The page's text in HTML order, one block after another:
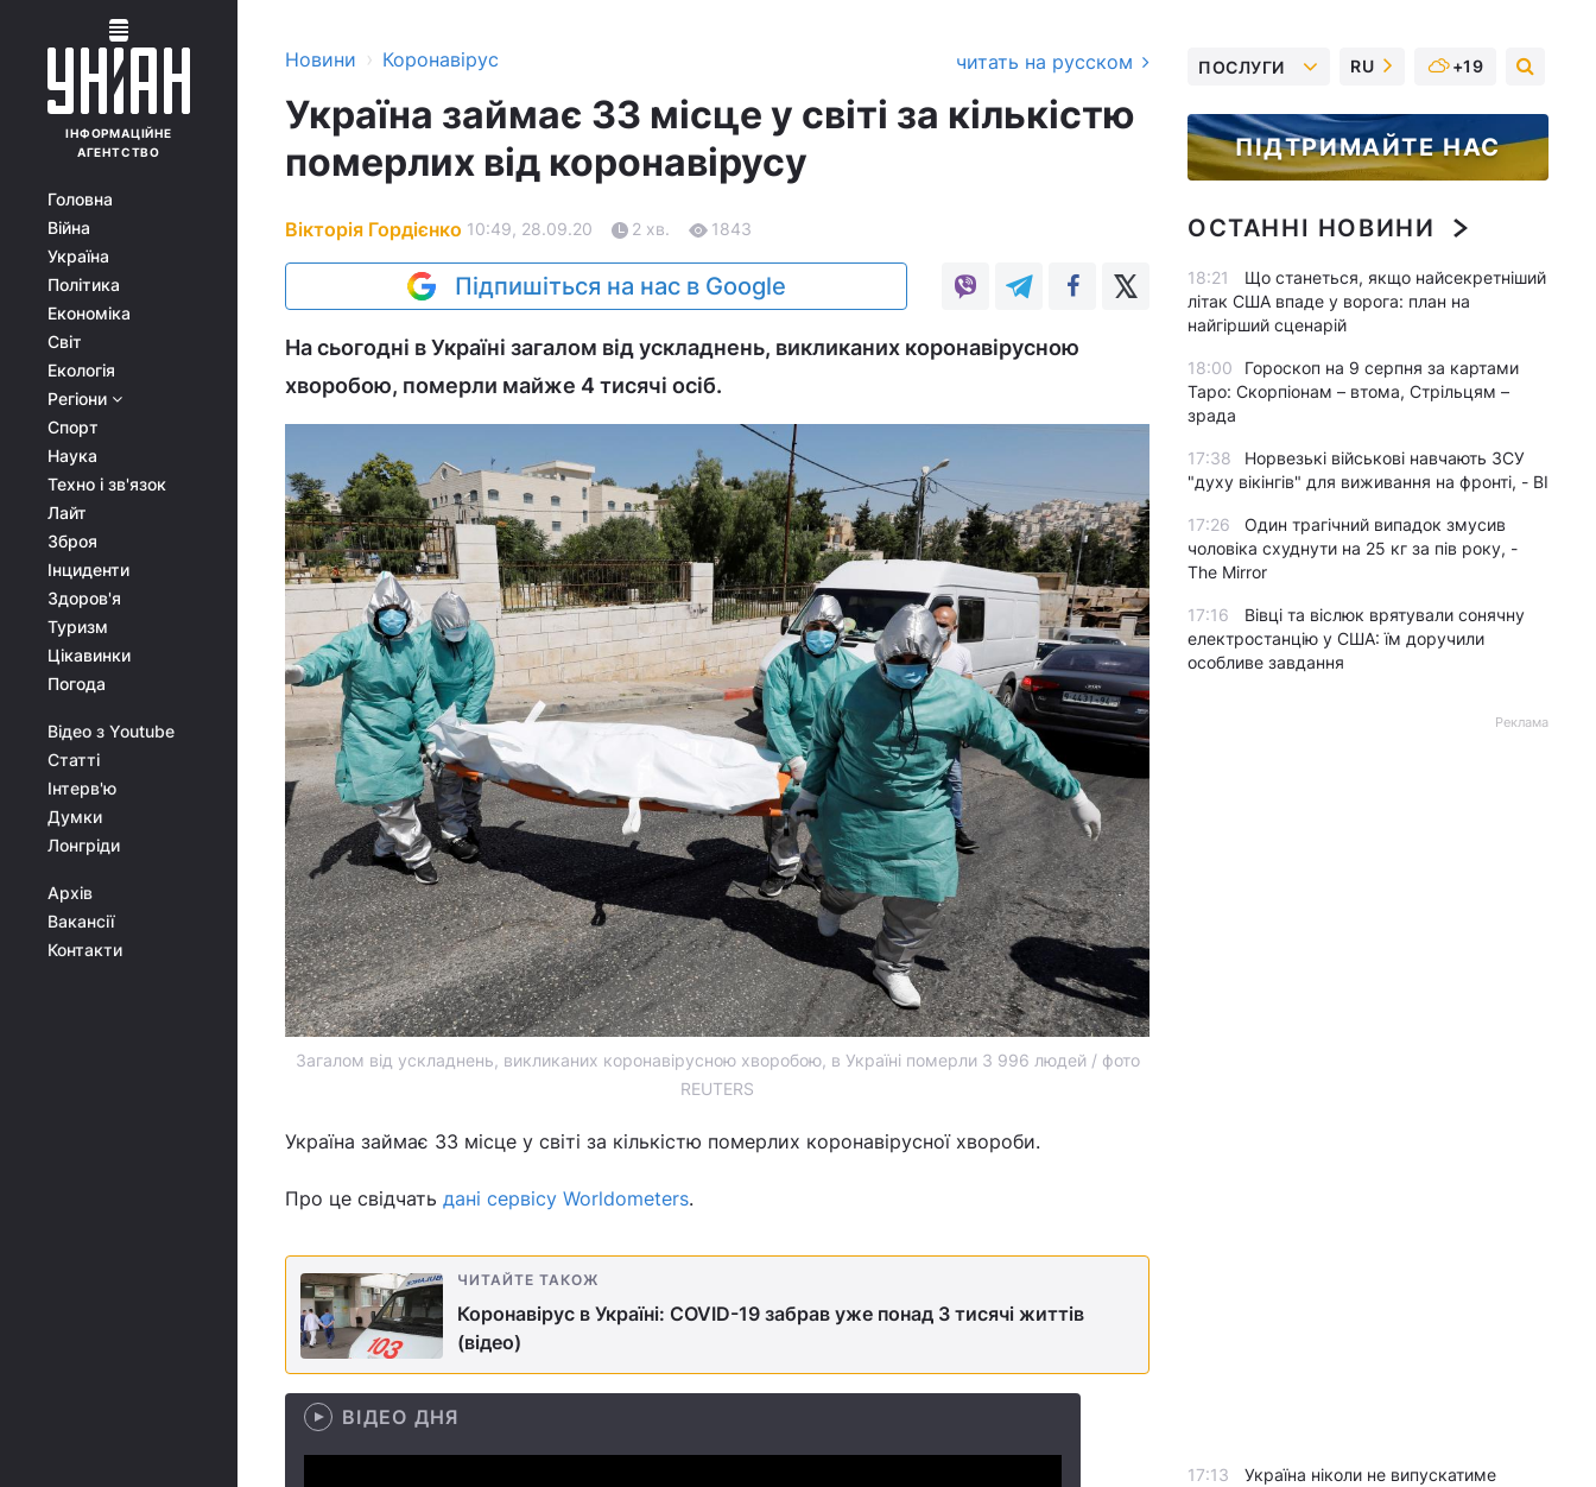
ІНФОРМАЦІЙНЕ
АГЕНТСТВО
Головна
Війна
Україна
Політика
Економіка
Світ
Екологія
Регіони
Спорт
Наука
Техно і зв'язок
Лайт
Зброя
Інциденти
Здоров'я
Туризм
Цікавинки
Погода
Відео з Youtube
Статті
Інтерв'ю
Думки
Лонгріди
Архів
Вакансії
Контакти
Новини › Коронавірус читать на русском
Україна займає 33 місце у світі за кількістю
померлих від коронавірусу
Вікторія Гордієнко 10:49, 28.09.20 2 хв. 1843
Підпишіться на нас в Google
На сьогодні в Україні загалом від ускладнень, викликаних коронавірусною
хворобою, померли майже 4 тисячі осіб.
Загалом від ускладнень, викликаних коронавірусною хворобою, в Україні померли 3 996 людей / фото
REUTERS
Україна займає 33 місце у світі за кількістю померлих коронавірусної хвороби.
Про це свідчать дані сервісу Worldometers.
ЧИТАЙТЕ ТАКОЖ
Коронавірус в Україні: COVID-19 забрав уже понад 3 тисячі життів
(відео)
ВІДЕО ДНЯ
ПОСЛУГИ RU +19
ПІДТРИМАЙТЕ НАС
ОСТАННІ НОВИНИ
18:21
Що станеться, якщо найсекретніший
літак США впаде у ворога: план на
найгірший сценарій
18:00
Гороскоп на 9 серпня за картами
Таро: Скорпіонам – втома, Стрільцям –
зрада
17:38
Норвезькі військові навчають ЗСУ
"духу вікінгів" для виживання на фронті, - BI
17:26
Один трагічний випадок змусив
чоловіка схуднути на 25 кг за пів року, -
The Mirror
17:16
Вівці та віслюк врятували сонячну
електростанцію у США: їм доручили
особливе завдання
Реклама
17:13
Україна ніколи не випускатиме